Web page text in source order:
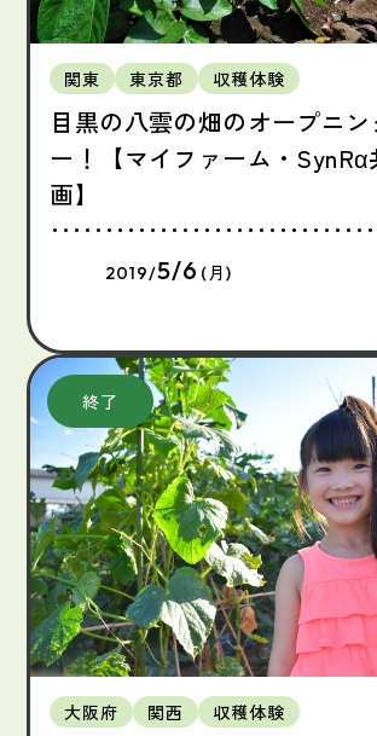
関東 東京都 収穫体験
目黒の八雲の畑のオープニン
ー！【マイファーム・SynRα
画】
2019/5/6 (月)
大阪府 関西 収穫体験